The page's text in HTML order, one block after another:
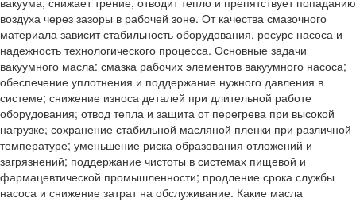
воздуха через зазоры в рабочей зоне. От качества смазочного
материала зависит стабильность оборудования, ресурс насоса и
надежность технологического процесса. Основные задачи
вакуумного масла: смазка рабочих элементов вакуумного насоса;
обеспечение уплотнения и поддержание нужного давления в
системе; снижение износа деталей при длительной работе
оборудования; отвод тепла и защита от перегрева при высокой
нагрузке; сохранение стабильной масляной пленки при различной
температуре; уменьшение риска образования отложений и
загрязнений; поддержание чистоты в системах пищевой и
фармацевтической промышленности; продление срока службы
насоса и снижение затрат на обслуживание. Какие масла